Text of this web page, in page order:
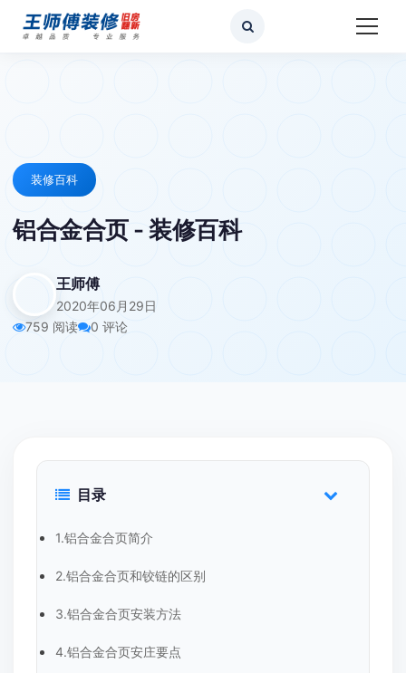
装修百科
铝合金合页 - 装修百科
王师傅
2020年06月29日
759 阅读
0 评论
目录
1.铝合金合页简介
2.铝合金合页和铰链的区别
3.铝合金合页安装方法
4.铝合金合页安庄要点